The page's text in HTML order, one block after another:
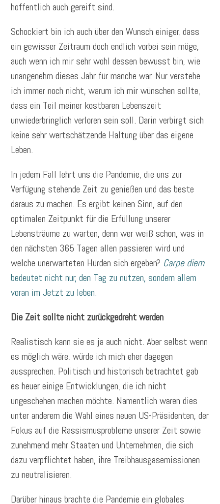
hoffentlich auch gereift sind.
Schockiert bin ich auch über den Wunsch einiger, dass
ein gewisser Zeitraum doch endlich vorbei sein möge,
auch wenn ich mir sehr wohl dessen bewusst bin, wie
unangenehm dieses Jahr für manche war. Nur verstehe
ich immer noch nicht, warum ich mir wünschen sollte,
dass ein Teil meiner kostbaren Lebenszeit
unwiederbringlich verloren sein soll. Darin verbirgt sich
keine sehr wertschätzende Haltung über das eigene
Leben.
In jedem Fall lehrt uns die Pandemie, die uns zur
Verfügung stehende Zeit zu genießen und das beste
daraus zu machen. Es ergibt keinen Sinn, auf den
optimalen Zeitpunkt für die Erfüllung unserer
Lebensträume zu warten, denn wer weiß schon, was in
den nächsten 365 Tagen allen passieren wird und
welche unerwarteten Hürden sich ergeben? Carpe diem
bedeutet nicht nur, den Tag zu nutzen, sondern allem
voran im Jetzt zu leben.
Die Zeit sollte nicht zurückgedreht werden
Realistisch kann sie es ja auch nicht. Aber selbst wenn
es möglich wäre, würde ich mich eher dagegen
aussprechen. Politisch und historisch betrachtet gab
es heuer einige Entwicklungen, die ich nicht
ungeschehen machen möchte. Namentlich waren dies
unter anderem die Wahl eines neuen US-Präsidenten, der
Fokus auf die Rassismusprobleme unserer Zeit sowie
zunehmend mehr Staaten und Unternehmen, die sich
dazu verpflichtet haben, ihre Treibhausgasemissionen
zu neutralisieren.
Darüber hinaus brachte die Pandemie ein globales